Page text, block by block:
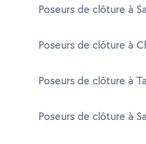
Poseurs de clôture à
Poseurs de clôture à
Poseurs de clôture à
Poseurs de clôture à